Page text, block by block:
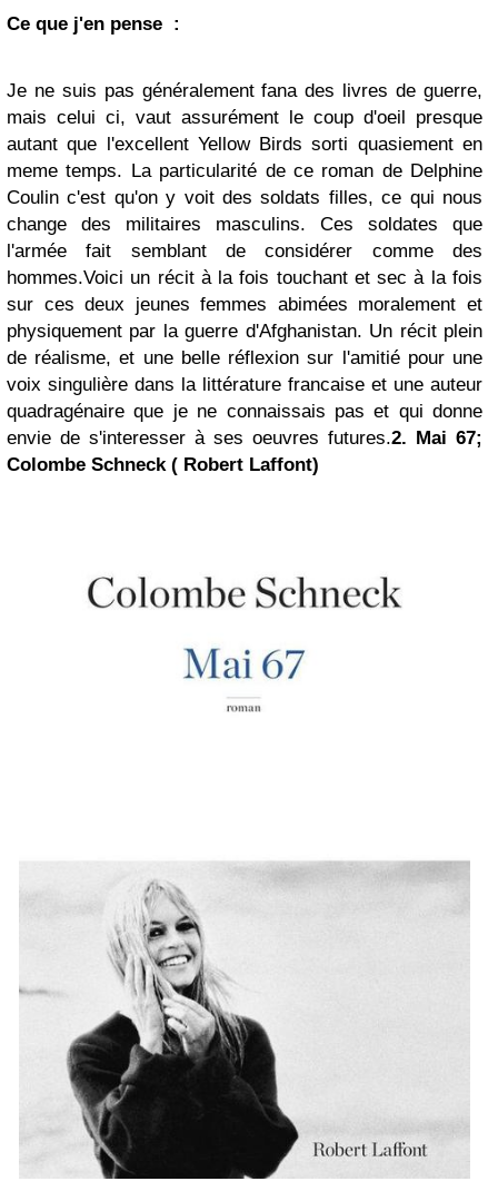
Ce que j'en pense :
Je ne suis pas généralement fana des livres de guerre,
mais celui ci, vaut assurément le coup d'oeil presque
autant que l'excellent Yellow Birds sorti quasiement en
meme temps. La particularité de ce roman de Delphine
Coulin c'est qu'on y voit des soldats filles, ce qui nous
change des militaires masculins. Ces soldates que
l'armée fait semblant de considérer comme des
hommes.Voici un récit à la fois touchant et sec à la fois
sur ces deux jeunes femmes abimées moralement et
physiquement par la guerre d'Afghanistan. Un récit plein
de réalisme, et une belle réflexion sur l'amitié pour une
voix singulière dans la littérature francaise et une auteur
quadragénaire que je ne connaissais pas et qui donne
envie de s'interesser à ses oeuvres futures.2. Mai 67;
Colombe Schneck ( Robert Laffont)